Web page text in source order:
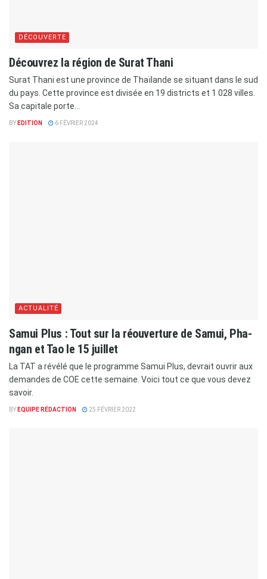
DÉCOUVERTE
Découvrez la région de Surat Thani
Surat Thani est une province de Thaïlande se situant dans le sud
du pays. Cette province est divisée en 19 districts et 1 028 villes.
Sa capitale porte...
BY EDITION 6 FÉVRIER 2024
ACTUALITÉ
Samui Plus : Tout sur la réouverture de Samui, Pha-
ngan et Tao le 15 juillet
La TAT a révélé que le programme Samui Plus, devrait ouvrir aux
demandes de COE cette semaine. Voici tout ce que vous devez
savoir.
BY EQUIPE RÉDACTION 25 FÉVRIER 2022